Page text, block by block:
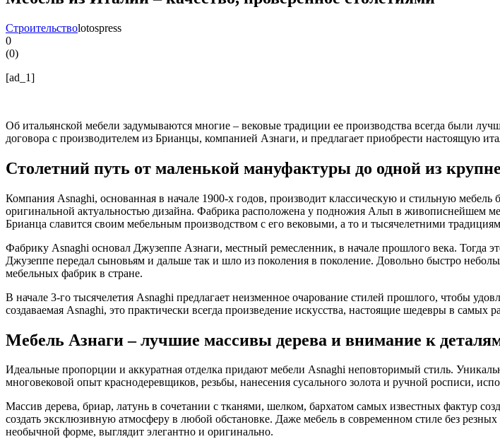
Строительствоlotospress
0
(0)
[ad_1]
Об итальянской мебели задумываются многие – вековые традиции ее производства всегда были
договора с производителем из Брианцы, компанией Азнаги, и предлагает приобрести настоящую
Столетний путь от маленькой мануфактуры до одной из
Компания Asnaghi, основанная в начале 1900-х годов, производит классическую и стильную мебель
оригинальной актуальностью дизайна. Фабрика расположена у подножия Альп в живописнейшем
Брианца славится своим мебельным производством с его вековыми, а то и тысячелетними
Фабрику Asnaghi основал Джузеппе Азнаги, местный ремесленник, в начале прошлого века. Тогда
Джузеппе передал сыновьям и дальше так и шло из поколения в поколение. Довольно быстро
мебельных фабрик в стране.
В начале 3-го тысячелетия Asnaghi предлагает неизменное очарование стилей прошлого, чтобы
создаваемая Asnaghi, это практически всегда произведение искусства, настоящие шедевры в самых
Мебель Азнаги – лучшие массивы дерева и внимание к
Идеальные пропорции и аккуратная отделка придают мебели Asnaghi неповторимый стиль.
многовековой опыт краснодеревщиков, резьбы, нанесения сусального золота и ручной росписи,
Массив дерева, бриар, латунь в сочетании с тканями, шелком, бархатом самых известных фактур
создать эксклюзивную атмосферу в любой обстановке. Даже мебель в современном стиле без
необычной форме, выглядит элегантно и оригинально.